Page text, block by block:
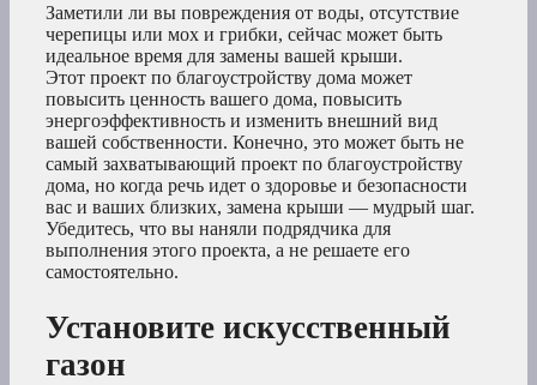
Заметили ли вы повреждения от воды, отсутствие
черепицы или мох и грибки, сейчас может быть
идеальное время для замены вашей крыши.
Этот проект по благоустройству дома может
повысить ценность вашего дома, повысить
энергоэффективность и изменить внешний вид
вашей собственности. Конечно, это может быть не
самый захватывающий проект по благоустройству
дома, но когда речь идет о здоровье и безопасности
вас и ваших близких, замена крыши — мудрый шаг.
Убедитесь, что вы наняли подрядчика для
выполнения этого проекта, а не решаете его
самостоятельно.
Установите искусственный
газон